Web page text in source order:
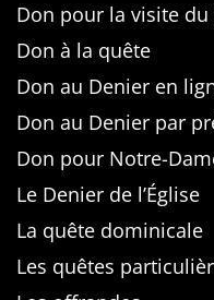
Don pour la visite du
Don à la quête
Don au Denier en
Don au Denier par
Don pour Notre-
Le Denier de l’Église
La quête dominicale
Les quêtes